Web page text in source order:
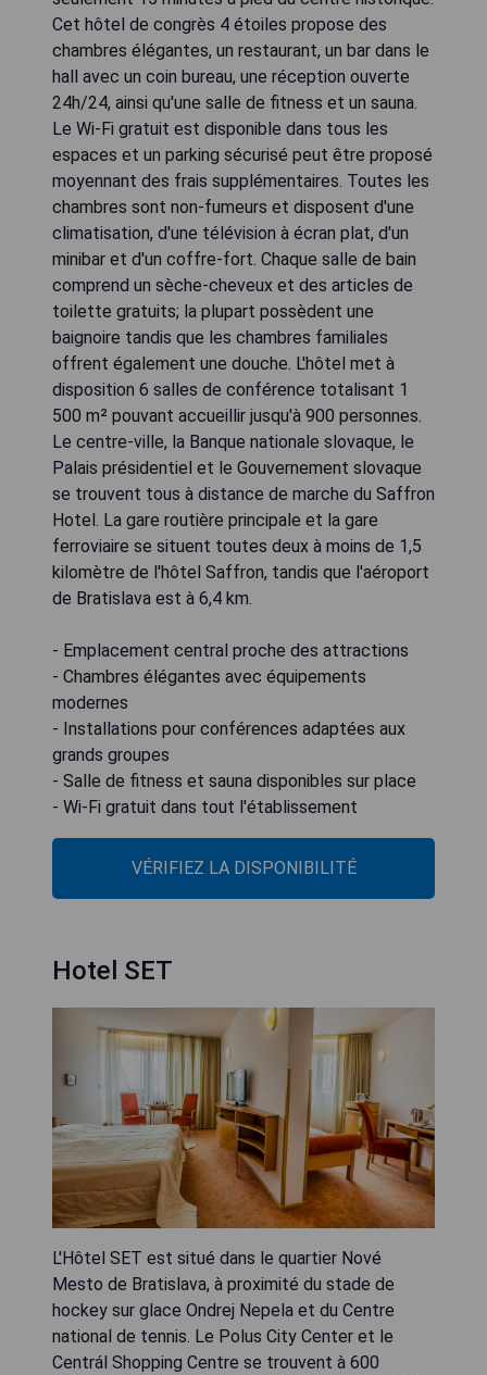
Cet hôtel de congrès 4 étoiles propose des
chambres élégantes, un restaurant, un bar dans le
hall avec un coin bureau, une réception ouverte
24h/24, ainsi qu'une salle de fitness et un sauna.
Le Wi-Fi gratuit est disponible dans tous les
espaces et un parking sécurisé peut être proposé
moyennant des frais supplémentaires. Toutes les
chambres sont non-fumeurs et disposent d'une
climatisation, d'une télévision à écran plat, d'un
minibar et d'un coffre-fort. Chaque salle de bain
comprend un sèche-cheveux et des articles de
toilette gratuits; la plupart possèdent une
baignoire tandis que les chambres familiales
offrent également une douche. L'hôtel met à
disposition 6 salles de conférence totalisant 1
500 m² pouvant accueillir jusqu'à 900 personnes.
Le centre-ville, la Banque nationale slovaque, le
Palais présidentiel et le Gouvernement slovaque
se trouvent tous à distance de marche du Saffron
Hotel. La gare routière principale et la gare
ferroviaire se situent toutes deux à moins de 1,5
kilomètre de l'hôtel Saffron, tandis que l'aéroport
de Bratislava est à 6,4 km.
- Emplacement central proche des attractions
- Chambres élégantes avec équipements
modernes
- Installations pour conférences adaptées aux
grands groupes
- Salle de fitness et sauna disponibles sur place
- Wi-Fi gratuit dans tout l'établissement
VÉRIFIEZ LA DISPONIBILITÉ
Hotel SET
L'Hôtel SET est situé dans le quartier Nové
Mesto de Bratislava, à proximité du stade de
hockey sur glace Ondrej Nepela et du Centre
national de tennis. Le Polus City Center et le
Centrál Shopping Centre se trouvent à 600